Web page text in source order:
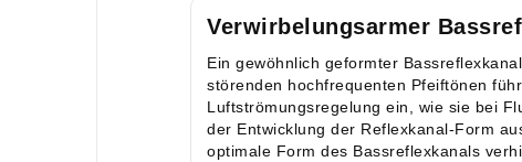
Verwirbelungsarmer
Ein gewöhnlich geformter
störenden hochfrequenten Pfeiftönen
Luftströmungsregelung ein, wie sie bei
der Entwicklung der Reflexkanal-Form
optimale Form des Bassreflexkanals